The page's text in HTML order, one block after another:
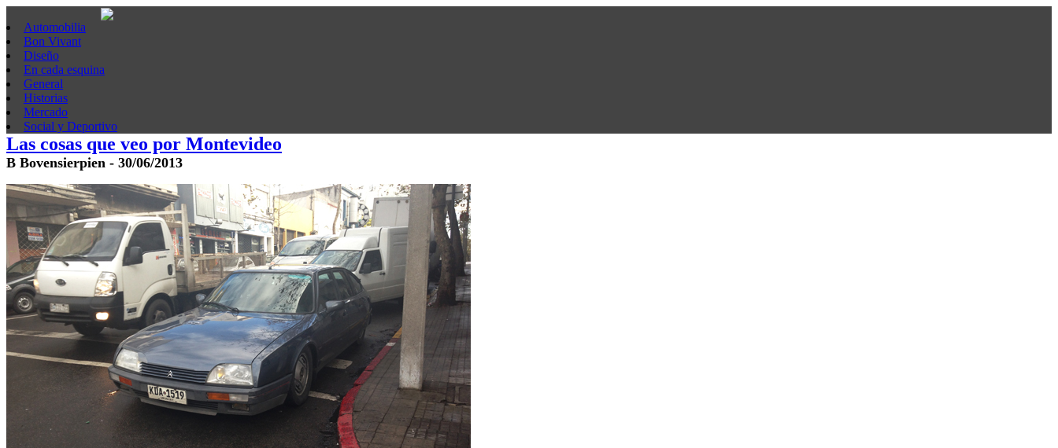
Automobilia
Bon Vivant
Diseño
En cada esquina
General
Historias
Mercado
Social y Deportivo
Las cosas que veo por Montevideo
B Bovensierpien - 30/06/2013